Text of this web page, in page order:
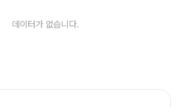
데이터가 없습니다.